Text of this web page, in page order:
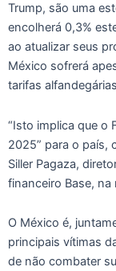
Trump, são uma
encolherá 0,3%
ao atualizar seus
México sofrerá
tarifas
“Isto implica que o
2025” para o país,
Siller Pagaza,
financeiro Base, na
O México é,
principais vítimas
de não combater